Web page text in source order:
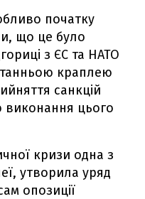
початку
що це було
з ЄС та НАТО
краплею
санкцій
виконання цього
кризи одна з
утворила уряд
опозиції